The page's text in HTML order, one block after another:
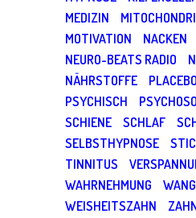
MEDIZIN
MOTIVATION
NACKEN
NEURO-BEATS RADIO
NÄHRSTOFFE
PLACEBO
PSYCHISCH
SCHIENE
SCHLAF
SELBSTHYPNOSE
TINNITUS
WAHRNEHMUNG
WEISHEITSZAHN